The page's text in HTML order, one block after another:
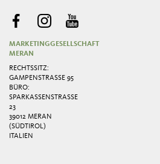
MARKETINGGESELLSCHAFT
MERAN
RECHTSSITZ:
GAMPENSTRASSE 95
BÜRO:
SPARKASSENSTRASSE 2
3
39012 MERAN
(SÜDTIROL)
ITALIEN